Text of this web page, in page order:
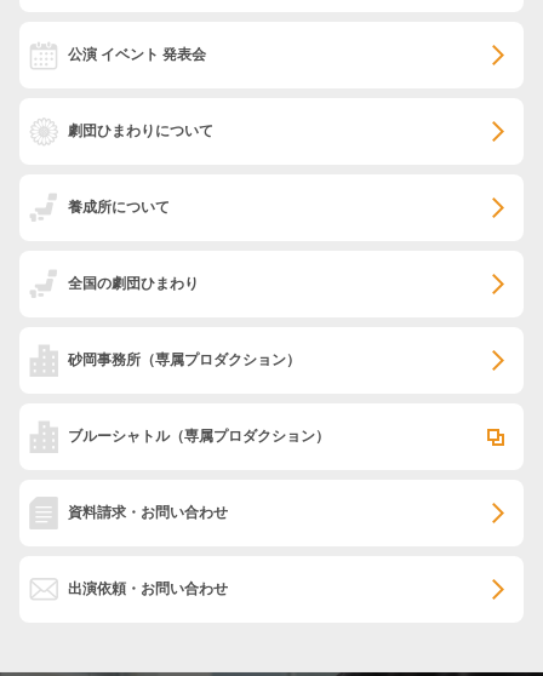
公演 イベント 発表会
劇団ひまわりについて
養成所について
全国の劇団ひまわり
砂岡事務所 （専属プロダクション）
ブルーシャトル（専属プロダクション）
資料請求・お問い合わせ
出演依頼・お問い合わせ